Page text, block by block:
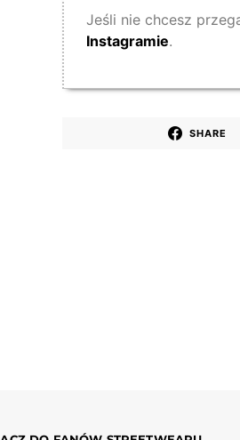
Jeśli nie chcesz
Instagramie.
SHARE